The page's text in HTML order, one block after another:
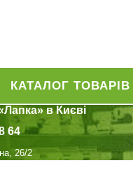
КАТАЛОГ ТОВАРІВ
в Києві
64
26/2